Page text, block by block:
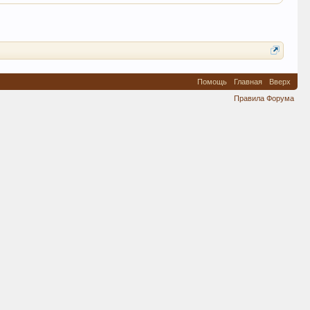
Помощь Главная
Вверх
Правила Форума